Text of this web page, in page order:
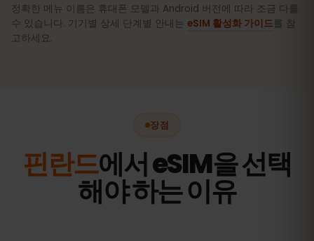
정확한 메뉴 이름은 휴대폰 모델과 Android 버전에 따라 조금 다를
수 있습니다. 기기별 상세 단계별 안내는 eSIM 활성화 가이드를 참
고하세요.
장점
핀란드에서 eSIM을 선택
해야 하는 이유